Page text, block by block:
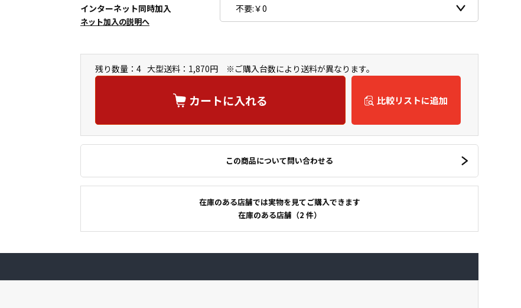
インターネット同時加入
ネット加入の説明へ
残り数量：4 大型送料：1,870円 ※ご購入台数により送料が異なります。
カートに入れる 比較リストに追加
この商品について問い合わせる
在庫のある店舗では実物を見てご購入できます
在庫のある店舗（2 件）